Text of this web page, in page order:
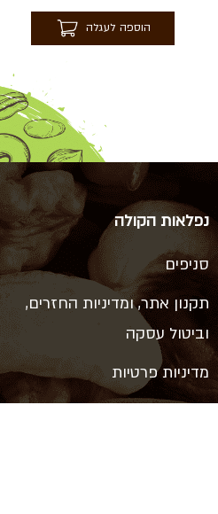
הוספה לעגלה
נפלאות הקולה
סניפים
תקנון אתר, ומדיניות החזרים,
וביטול עסקה
מדיניות פרטיות